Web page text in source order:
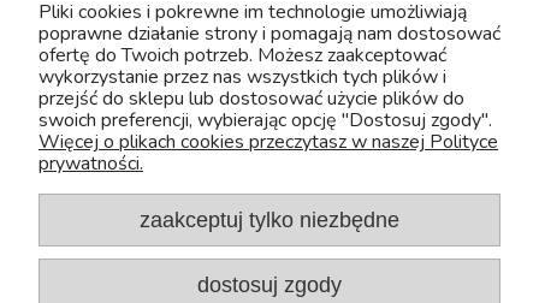
O firmie
Moje konto
FAQ
Pliki cookies i pokrewne im technologie umożliwiają
poprawne działanie strony i pomagają nam dostosować
ofertę do Twoich potrzeb. Możesz zaakceptować
wykorzystanie przez nas wszystkich tych plików i
przejść do sklepu lub dostosować użycie plików do
swoich preferencji, wybierając opcję "Dostosuj zgody".
Więcej o plikach cookies przeczytasz w naszej Polityce
prywatności.
zaakceptuj tylko niezbędne
dostosuj zgody